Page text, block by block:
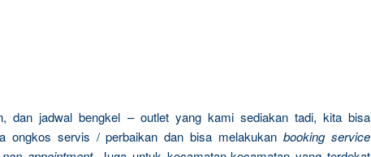
dan jadwal bengkel – outlet yang kami sediakan tadi, kita bisa
ongkos servis / perbaikan dan bisa melakukanbooking service